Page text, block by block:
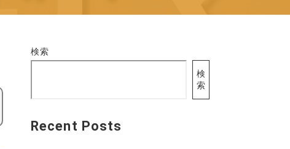
検索
検
索
Recent Posts